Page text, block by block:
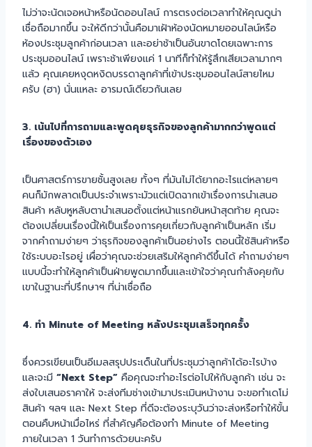
ไม่ว่าจะนัดเจอหน้าหรือนัดออนไลน์ การตรงต่อเวลาทำให้คุณดูน่า
เชื่อถือมากขึ้น จะให้ดีกว่านั้นคือมาเฝ้าห้องนัดหมายออนไลน์หรือ
ห้องประชุมลูกค้าก่อนเวลา และอย่าช้าเป็นอันขาดโดยเฉพาะการ
ประชุมออนไลน์ เพราะช้าเพียงแค่ 1 นาทีก็ทำให้รู้สึกเสียเวลามากๆ
แล้ว คุณเคยหงุดหงิดบรรดาลูกค้าที่เข้าประชุมออนไลน์สายไหม
ครับ (ฮา) นั่นแหละ อารมณ์เดียวกันเลย
3. เน้นไปที่การถามและพูดคุยธุรกิจของลูกค้ามากกว่าพูดแต่
เรื่องของตัวเอง
เป็นศาสตร์การขายชั้นสูงเลย ทั้งๆ ที่มันไม่ได้ยากอะไรแต่หลายๆ
คนก็มักพลาดเป็นประจำเพราะมัวแต่เปิดฉากเข้าเรื่องการนำเสนอ
สินค้า หลับหูหลับตานำเสนอตั้งแต่หน้าแรกยันหน้าสุดท้าย คุณจะ
ต้องเปลี่ยนเรื่องนี้ให้เป็นเรื่องการคุยเกี่ยวกับลูกค้าเป็นหลัก เริ่ม
จากคำถามง่ายๆ ว่าธุรกิจของลูกค้าเป็นอย่างไร ตอนนี้ใช้สินค้าหรือ
ใช้ระบบอะไรอยู่ เผื่อว่าคุณจะช่วยเสริมให้ลูกค้าดีขึ้นได้ คำถามง่ายๆ
แบบนี้จะทำให้ลูกค้าเป็นฝ่ายพูดมากขึ้นและเข้าใจว่าคุณกำลังคุยกับ
เขาในฐานะที่ปรึกษาฯ ที่น่าเชื่อถือ
4. ทำ Minute of Meeting หลังประชุมเสร็จทุกครั้ง
ซึ่งควรเขียนเป็นอีเมลสรุปประเด็นในที่ประชุมว่าลูกค้าได้อะไรบ้าง
และจะมี “Next Step” คือคุณจะทำอะไรต่อไปให้กับลูกค้า เช่น จะ
ส่งใบเสนอราคาให้ จะส่งทีมช่างเข้ามาประเมินหน้างาน จะขอทำเดโม่
สินค้า ฯลฯ และ Next Step ที่ดีจะต้องระบุวันว่าจะส่งหรือทำให้ขั้น
ตอนคืบหน้าเมื่อไหร่ ที่สำคัญคือต้องทำ Minute of Meeting
ภายในเวลา 1 วันทำการด้วยนะครับ